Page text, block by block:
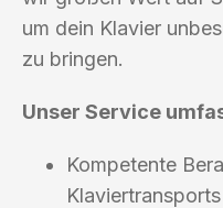
um dein Klavier
zu bringen.
Unser Service
Kompetente
Klaviertransports